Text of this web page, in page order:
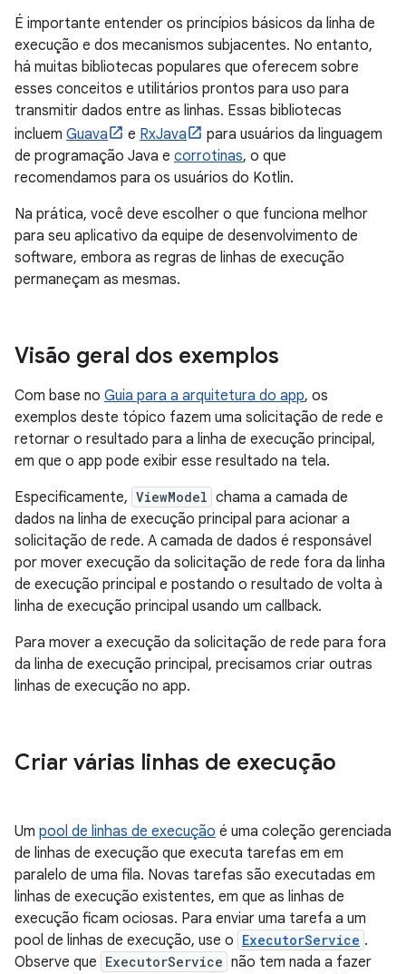
É importante entender os princípios básicos da linha de
execução e dos mecanismos subjacentes. No entanto,
há muitas bibliotecas populares que oferecem sobre
esses conceitos e utilitários prontos para uso para
transmitir dados entre as linhas. Essas bibliotecas
incluem Guava e RxJava
para usuários da linguagem
de programação Java e corrotinas, o que
recomendamos para os usuários do Kotlin.
Na prática, você deve escolher o que funciona melhor
para seu aplicativo da equipe de desenvolvimento de
software, embora as regras de linhas de execução
permaneçam as mesmas.
Visão geral dos exemplos
Com base no Guia para a arquitetura do app, os
exemplos deste tópico fazem uma solicitação de rede e
retornar o resultado para a linha de execução principal,
em que o app pode exibir esse resultado na tela.
Especificamente, ViewModel chama a camada de
dados na linha de execução principal para acionar a
solicitação de rede. A camada de dados é responsável
por mover execução da solicitação de rede fora da linha
de execução principal e postando o resultado de volta à
linha de execução principal usando um callback.
Para mover a execução da solicitação de rede para fora
da linha de execução principal, precisamos criar outras
linhas de execução no app.
Criar várias linhas de execução
Um pool de linhas de execução é uma coleção gerenciada
de linhas de execução que executa tarefas em em
paralelo de uma fila. Novas tarefas são executadas em
linhas de execução existentes, em que as linhas de
execução ficam ociosas. Para enviar uma tarefa a um
pool de linhas de execução, use o ExecutorService .
Observe que ExecutorService não tem nada a fazer